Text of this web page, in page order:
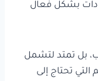
بشكل فعال
بل تمتد لتشمل
تحتاج إلى